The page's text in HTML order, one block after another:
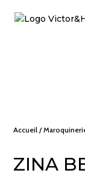
Accueil /
ZINA